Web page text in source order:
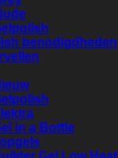
benodigdheden
in a Bottle